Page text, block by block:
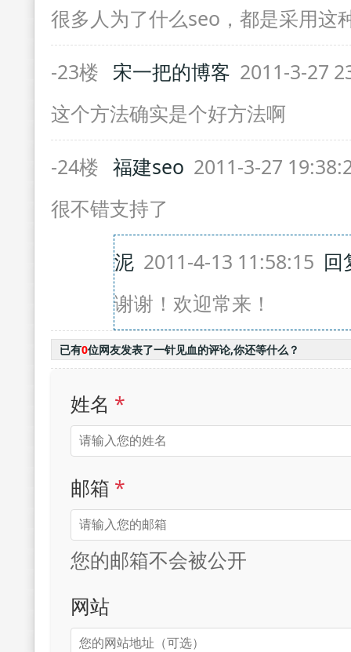
很多人为了什么seo，都是采用这
-23楼 宋一把的博客 2011-3-27
这个方法确实是个好方法啊
-24楼 福建seo 2011-3-27
很不错支持了
泥 2011-4-13 11:58:15 回
谢谢！欢迎常来！
已有0位网友发表了一针见血的评论,你还等什么？
姓名 *
邮箱 *
您的邮箱不会被公开
网站